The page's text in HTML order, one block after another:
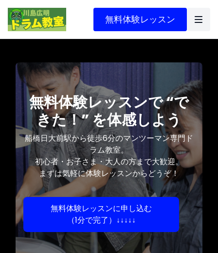
無料体験レッスン
無料体験レッスンで “で
きた！” を体感しよう
船橋日大前駅から徒歩6分のマンツーマン専門ド
ラム教室。
初心者・お子さま・大人の方まで大歓迎。
まずは気軽に体験レッスンからどうぞ！
無料体験レッスンに申し込む
（1分で完了）↓↓↓↓↓